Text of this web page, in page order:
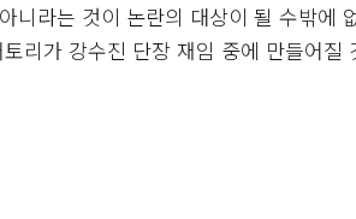
니라는 것이 논란의 대상이 될 수밖에
리가 강수진 단장 재임 중에 만들어질